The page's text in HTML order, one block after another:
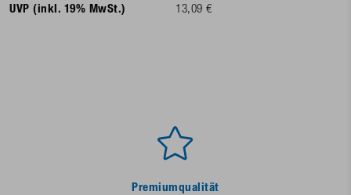
UVP (inkl. 19% MwSt.)
13,09 €
Premiumqualität